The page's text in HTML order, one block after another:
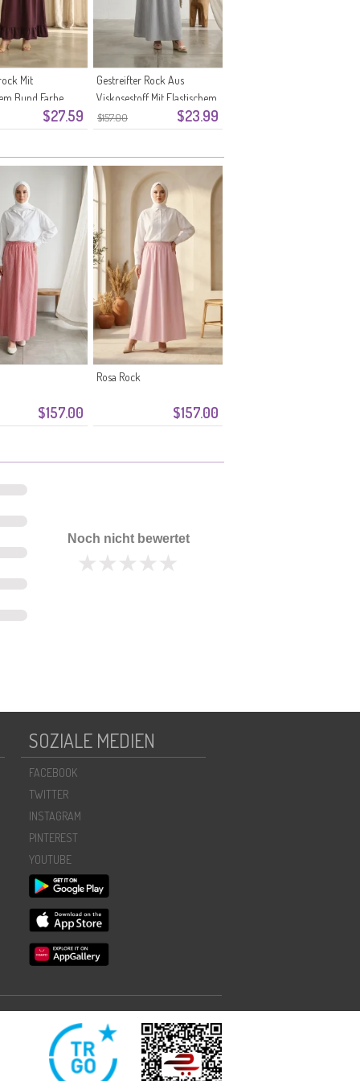
$27.59
Mit
Bund Farbe
$157.00 $23.99
Gestreifter Rock Aus
Viskosestoff Mit Elastischem
Bund 0348-11 Marineblau
$157.00 $157.00
Rosa Rock
Noch nicht bewertet
SOZIALE MEDIEN
FACEBOOK
TWITTER
INSTAGRAM
PINTEREST
YOUTUBE